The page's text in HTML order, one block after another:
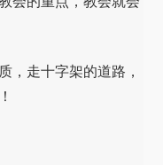
，走十字架的道路，